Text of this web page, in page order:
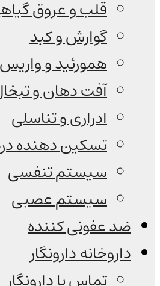
قلب و عروق
گوارش و کبد
همورئید و واریس
آفت دهان و
ادراری و تناسلی
تسکین دهنده
سیستم تنفسی
سیستم عصبی
ضد عفونی کننده
داروخانه دارونگار